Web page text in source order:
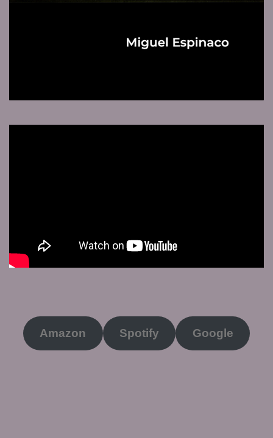
Amazon Spotify Google